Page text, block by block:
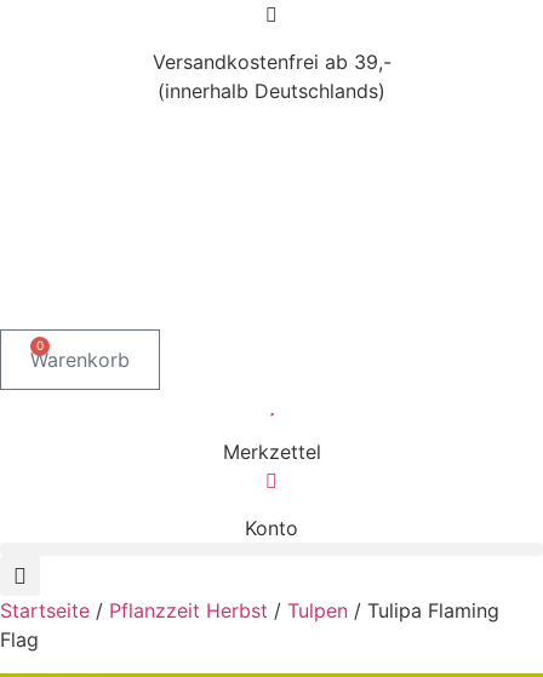
Versandkostenfrei ab 39,-
(innerhalb Deutschlands)
0
Warenkorb
Merkzettel
Konto
Startseite / Pflanzzeit Herbst / Tulpen / Tulipa Flaming
Flag